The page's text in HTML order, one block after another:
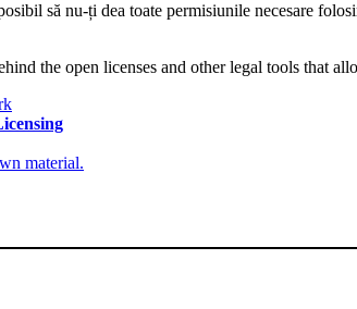
să nu-ți dea toate permisiunile necesare
the open licenses and other legal tools that
material.